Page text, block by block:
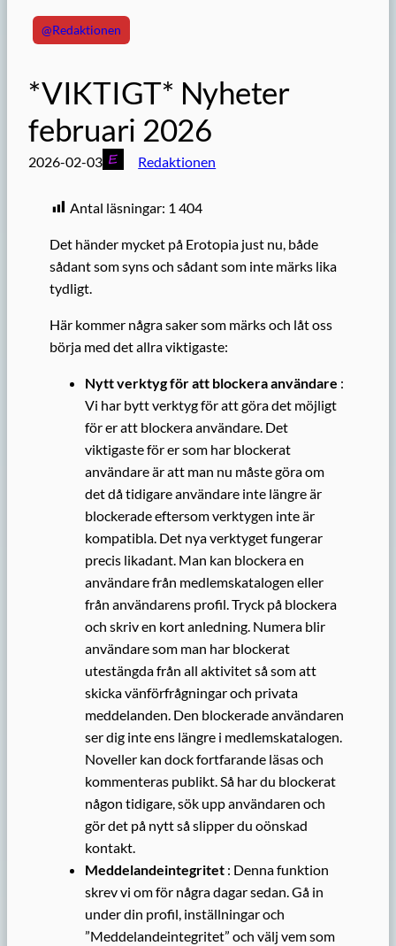
@Redaktionen
*VIKTIGT* Nyheter
februari 2026
2026-02-03 Redaktionen
Antal läsningar: 1 404
Det händer mycket på Erotopia just nu, både
sådant som syns och sådant som inte märks lika
tydligt.
Här kommer några saker som märks och låt oss
börja med det allra viktigaste:
Nytt verktyg för att blockera användare :
Vi har bytt verktyg för att göra det möjligt
för er att blockera användare. Det
viktigaste för er som har blockerat
användare är att man nu måste göra om
det då tidigare användare inte längre är
blockerade eftersom verktygen inte är
kompatibla. Det nya verktyget fungerar
precis likadant. Man kan blockera en
användare från medlemskatalogen eller
från användarens profil. Tryck på blockera
och skriv en kort anledning. Numera blir
användare som man har blockerat
utestängda från all aktivitet så som att
skicka vänförfrågningar och privata
meddelanden. Den blockerade användaren
ser dig inte ens längre i medlemskatalogen.
Noveller kan dock fortfarande läsas och
kommenteras publikt. Så har du blockerat
någon tidigare, sök upp användaren och
gör det på nytt så slipper du oönskad
kontakt.
Meddelandeintegritet : Denna funktion
skrev vi om för några dagar sedan. Gå in
under din profil, inställningar och
”Meddelandeintegritet” och välj vem som